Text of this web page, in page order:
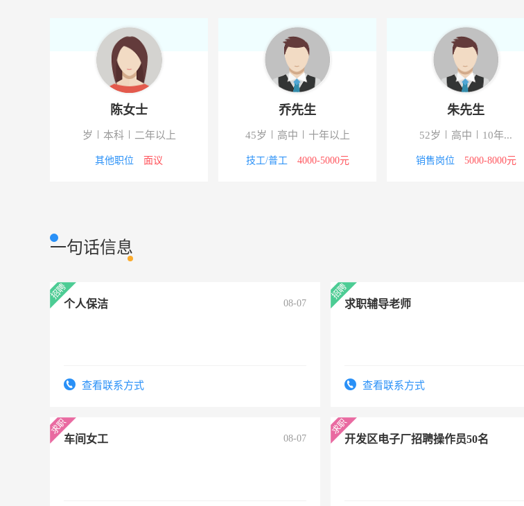
餐饮服务 安徽老乡鸡餐饮有限公司
装修项目经理 建筑/装潢 江苏罡烨建设工程有限公司 -宜
房地产经纪人 销售岗位 无锡玖家房地产咨询有限公司 -宜
美甲师美睫师 美容美发 妍芯美甲美睫皮肤管理 -华悦
陈女士
岁 本科 二年以上
其他职位 面议
乔先生
45岁 高中 十年以上
技工/普工 4000-5000元
朱先生
52岁 高中 10年...
销售岗位 5000-8000元
一句话信息
个人保洁 08-07
查看联系方式
求职辅导老师
查看联系方式
车间女工 08-07 开发区电子厂招聘操作员50名